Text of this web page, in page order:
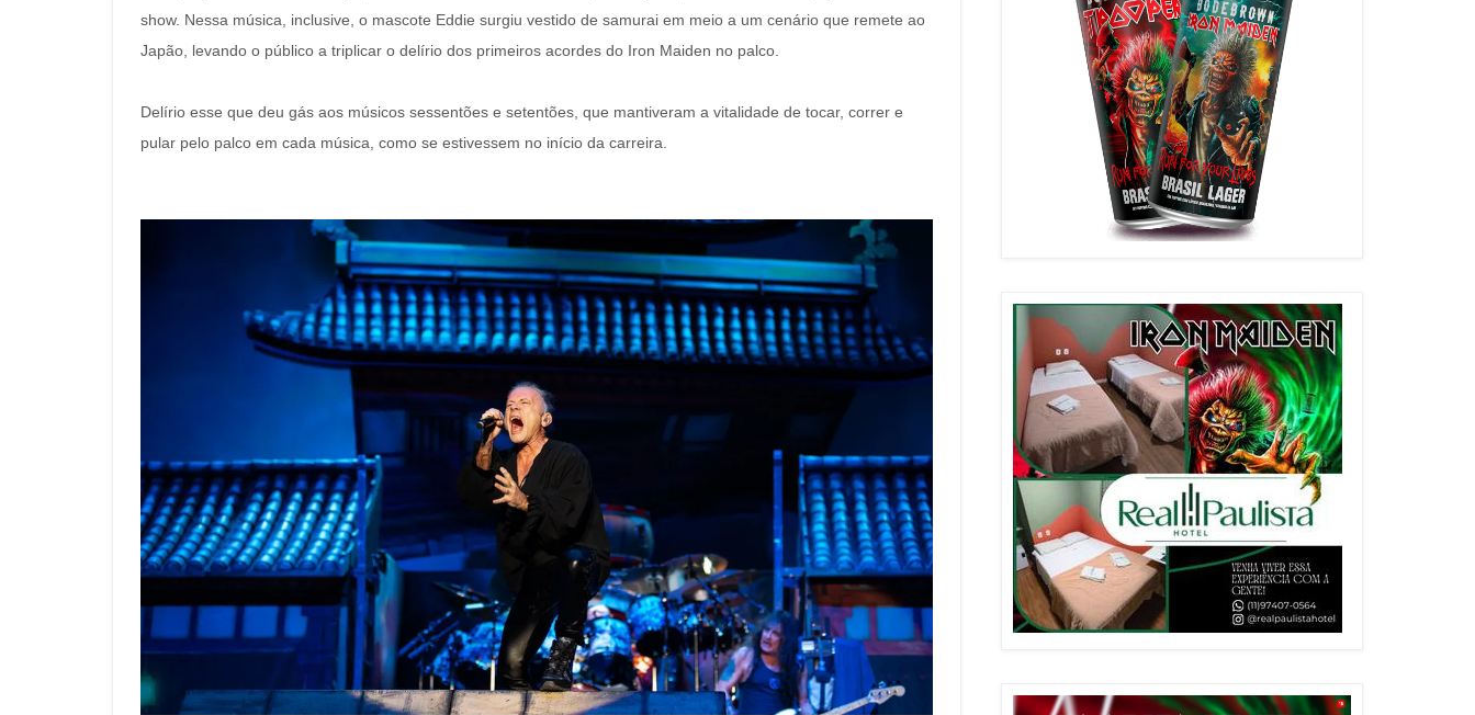
show. Nessa música, inclusive, o mascote Eddie surgiu vestido de samurai em meio a um cenário que remete ao
Japão, levando o público a triplicar o delírio dos primeiros acordes do Iron Maiden no palco.
Delírio esse que deu gás aos músicos sessentões e setentões, que mantiveram a vitalidade de tocar, correr e
pular pelo palco em cada música, como se estivessem no início da carreira.